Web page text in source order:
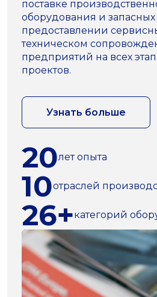
поставке
оборудования и запасных
предоставлении
техническом
предприятий на всех
проектов.
Узнать больше
20лет опыта
10отраслей
26+категорий